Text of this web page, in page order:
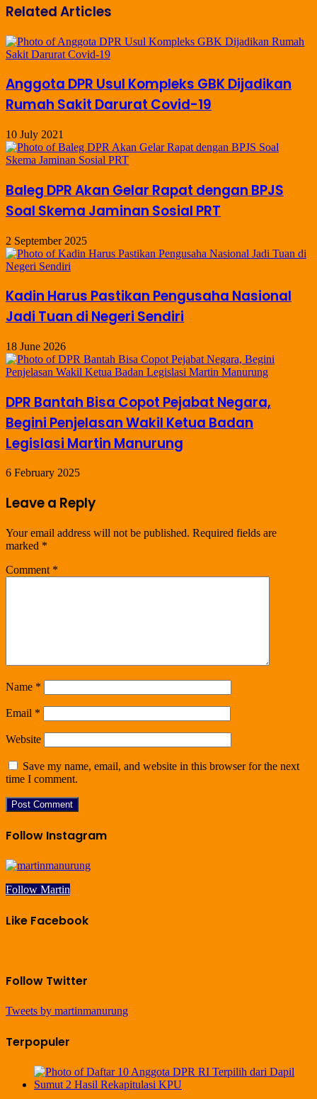
Related Articles
Anggota DPR Usul Kompleks GBK Dijadikan
Rumah Sakit Darurat Covid-19
10 July 2021
Baleg DPR Akan Gelar Rapat dengan BPJS
Soal Skema Jaminan Sosial PRT
2 September 2025
Kadin Harus Pastikan Pengusaha Nasional
Jadi Tuan di Negeri Sendiri
18 June 2026
DPR Bantah Bisa Copot Pejabat Negara,
Begini Penjelasan Wakil Ketua Badan
Legislasi Martin Manurung
6 February 2025
Leave a Reply
Your email address will not be published. Required fields are
marked *
Comment *
Name *
Email *
Website
Save my name, email, and website in this browser for the next
time I comment.
Follow Instagram
Follow Martin
Like Facebook
Follow Twitter
Tweets by martinmanurung
Terpopuler